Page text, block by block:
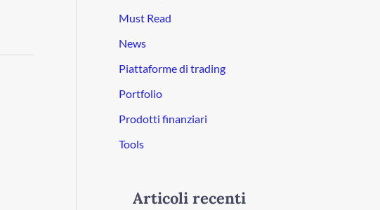
Must Read
News
Piattaforme di trading
Portfolio
Prodotti finanziari
Tools
Articoli recenti